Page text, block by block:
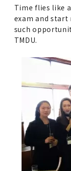
Time flies like
exam and start
such
TMDU.